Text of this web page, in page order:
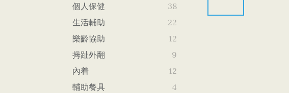
個人保健
38
生活輔助
22
樂齡協助
12
拇趾外翻
9
內着
12
輔助餐具
4